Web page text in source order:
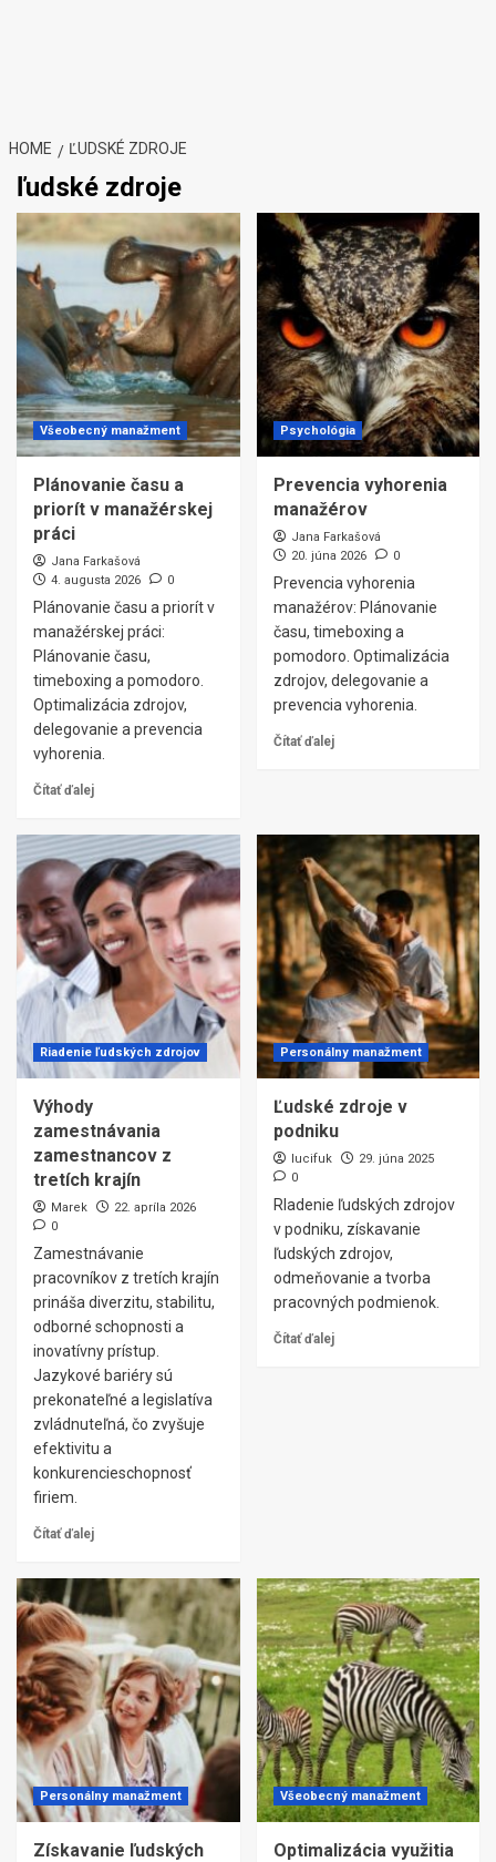
HOME ĽUDSKÉ ZDROJE
ľudské zdroje
Všeobecný manažment
Plánovanie času a
priorít v manažérskej
práci
Jana Farkašová
4. augusta 2026
0
Plánovanie času a priorít v
manažérskej práci:
Plánovanie času,
timeboxing a pomodoro.
Optimalizácia zdrojov,
delegovanie a prevencia
vyhorenia.
Čítať ďalej
Psychológia
Prevencia vyhorenia
manažérov
Jana Farkašová
20. júna 2026
0
Prevencia vyhorenia
manažérov: Plánovanie
času, timeboxing a
pomodoro. Optimalizácia
zdrojov, delegovanie a
prevencia vyhorenia.
Čítať ďalej
Riadenie ľudských zdrojov
Výhody
zamestnávania
zamestnancov z
tretích krajín
Marek
22. apríla 2026
0
Zamestnávanie
pracovníkov z tretích krajín
prináša diverzitu, stabilitu,
odborné schopnosti a
inovatívny prístup.
Jazykové bariéry sú
prekonateľné a legislatíva
zvládnuteľná, čo zvyšuje
efektivitu a
konkurencieschopnosť
firiem.
Čítať ďalej
Personálny manažment
Ľudské zdroje v
podniku
lucifuk
29. júna 2025
0
RIadenie ľudských zdrojov
v podniku, získavanie
ľudských zdrojov,
odmeňovanie a tvorba
pracovných podmienok.
Čítať ďalej
Personálny manažment
Získavanie ľudských
Všeobecný manažment
Optimalizácia využitia